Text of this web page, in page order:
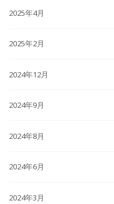
2025年4月
2025年2月
2024年12月
2024年9月
2024年8月
2024年6月
2024年3月